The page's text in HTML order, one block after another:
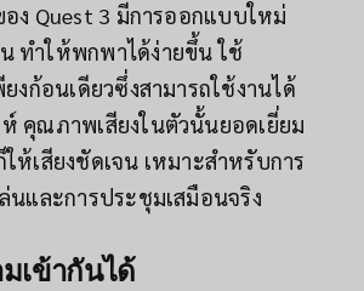
ง Quest 3 มีการออกแบบใหม่
ทำให้พกพาได้ง่ายขึ้น ใช้
งก้อนเดียวซึ่งสามารถใช้งานได้
คุณภาพเสียงในตัวนั้นยอดเยี่ยม
ห้เสียงชัดเจน เหมาะสำหรับการ
นและการประชุมเสมือนจริง
เข้ากันได้